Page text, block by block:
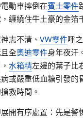
動車摔倒在賓士零件
纏繞住牛土豪的金箔
志不清、 VW零件呼
全奧迪零件身年夜汗
水箱精左邊的葉子比
或嚴重低血糖引發的
救時間。
開有序處置：先是